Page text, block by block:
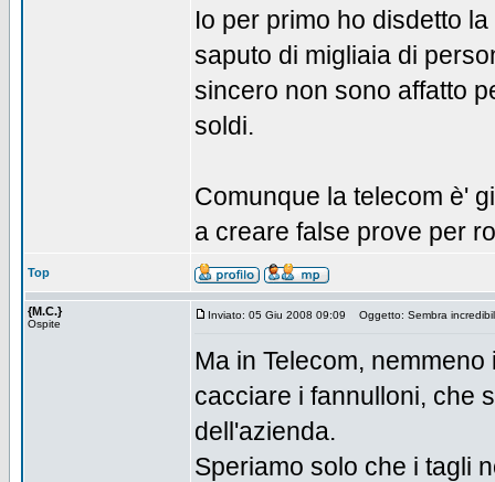
Io per primo ho disdetto
saputo di migliaia di
sincero non sono affatto
soldi.
Comunque la telecom è'
a creare false prove per
Top
{M.C.}
Ospite
Inviato: 05 Giu 2008 09:09 Oggetto: Sembra
Ma in Telecom,
cacciare i fannulloni, che
dell'azienda.
Speriamo solo che i tagli